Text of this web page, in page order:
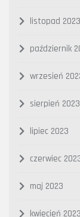
listopad 2023
październik
wrzesień
sierpień 2023
lipiec 2023
czerwiec
maj 2023
kwiecień 2023